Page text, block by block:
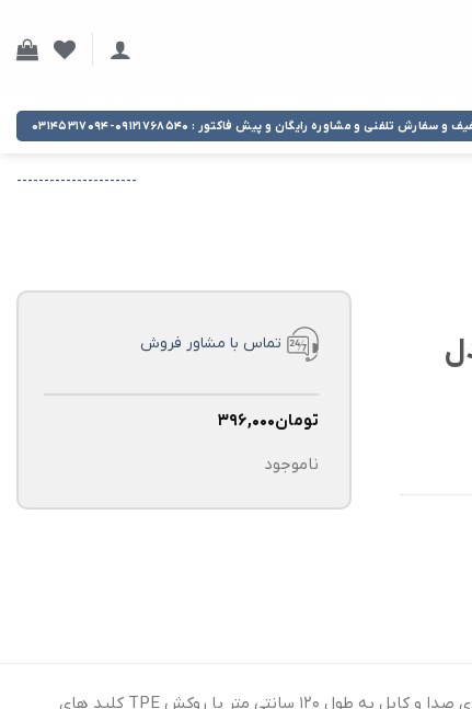
و سفارش تلفنی و مشاوره رایگان و پیش فاکتور : ۰۹۱۲۱۷۶۸۵۴۰-۰۳۱۴۵۳۱۷۰۹۴
----------------------
تماس با مشاور فروش
تومان۳۹۶,۰۰۰
ناموجود
هندزفری Hiska HK-729 هندزفری سیمی هیسکا مدل HK729 اتصال با سیم از طریق رابط جک ۳٫۵ میلی متری صدا و کابل به طول ۱۲۰ سانتی متر با روکش TPE کلید های